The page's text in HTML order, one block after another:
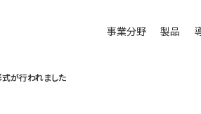
事業分野 製品
が行われました